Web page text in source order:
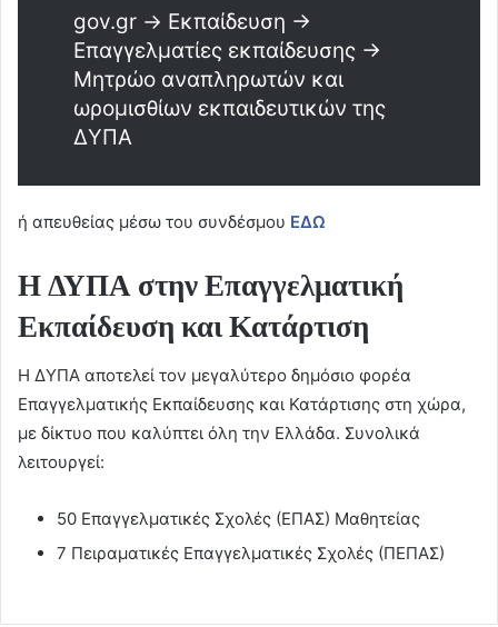
gov.gr → Εκπαίδευση →
Επαγγελματίες εκπαίδευσης →
Μητρώο αναπληρωτών και
ωρομισθίων εκπαιδευτικών της
ΔΥΠΑ
ή απευθείας μέσω του συνδέσμου ΕΔΩ
Η ΔΥΠΑ στην Επαγγελματική
Εκπαίδευση και Κατάρτιση
Η ΔΥΠΑ αποτελεί τον μεγαλύτερο δημόσιο φορέα
Επαγγελματικής Εκπαίδευσης και Κατάρτισης στη χώρα,
με δίκτυο που καλύπτει όλη την Ελλάδα. Συνολικά
λειτουργεί:
50 Επαγγελματικές Σχολές (ΕΠΑΣ) Μαθητείας
7 Πειραματικές Επαγγελματικές Σχολές (ΠΕΠΑΣ)